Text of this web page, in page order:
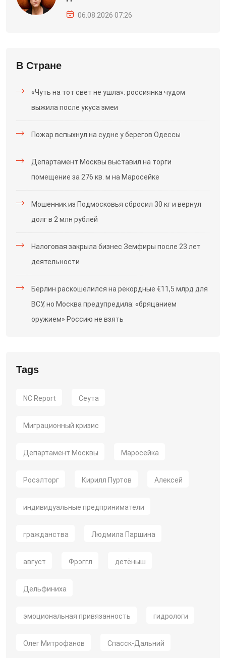
06.08.2026 07:26
В Стране
«Чуть на тот свет не ушла»: россиянка чудом
выжила после укуса змеи
Пожар вспыхнул на судне у берегов Одессы
Департамент Москвы выставил на торги
помещение за 276 кв. м на Маросейке
Мошенник из Подмосковья сбросил 30 кг и вернул
долг в 2 млн рублей
Налоговая закрыла бизнес Земфиры после 23 лет
деятельности
Берлин раскошелился на рекордные €11,5 млрд для
ВСУ, но Москва предупредила: «бряцанием
оружием» Россию не взять
Tags
NC Report Сеута
Миграционный кризис
Департамент Москвы Маросейка
Росэлторг Кирилл Пуртов Алексей
индивидуальные предприниматели
гражданства Людмила Паршина
август Фрэггл детёныш
Дельфиниха
эмоциональная привязанность гидрологи
Олег Митрофанов Спасск-Дальний